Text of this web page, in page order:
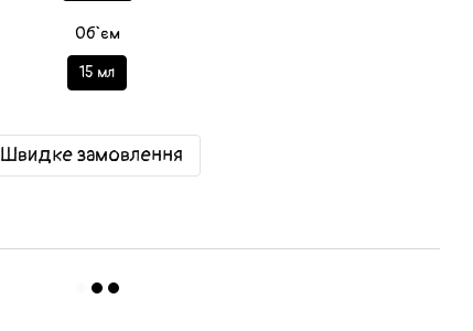
Об`єм
15 мл
Швидке замовлення